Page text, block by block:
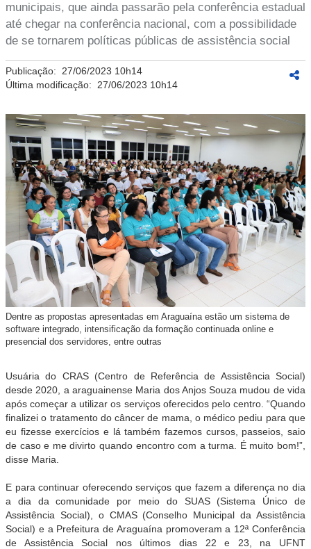
municipais, que ainda passarão pela conferência estadual
até chegar na conferência nacional, com a possibilidade
de se tornarem políticas públicas de assistência social
Publicação: 27/06/2023 10h14
Última modificação: 27/06/2023 10h14
Dentre as propostas apresentadas em Araguaína estão um sistema de
software integrado, intensificação da formação continuada online e
presencial dos servidores, entre outras
Usuária do CRAS (Centro de Referência de Assistência Social)
desde 2020, a araguainense Maria dos Anjos Souza mudou de vida
após começar a utilizar os serviços oferecidos pelo centro. “Quando
finalizei o tratamento do câncer de mama, o médico pediu para que
eu fizesse exercícios e lá também fazemos cursos, passeios, saio
de caso e me divirto quando encontro com a turma. É muito bom!”,
disse Maria.
E para continuar oferecendo serviços que fazem a diferença no dia
a dia da comunidade por meio do SUAS (Sistema Único de
Assistência Social), o CMAS (Conselho Municipal da Assistência
Social) e a Prefeitura de Araguaína promoveram a 12ª Conferência
de Assistência Social nos últimos dias 22 e 23, na UFNT